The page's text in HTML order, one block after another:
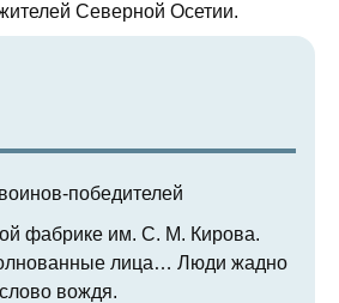
Северной Осетии.
победителей
фабрике им. С. М. Кирова.
лица… Люди жадно
вождя.